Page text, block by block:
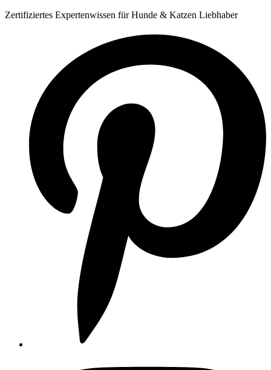
Zum
Zertifiziertes Expertenwissen für Hunde & Katzen Liebhaber